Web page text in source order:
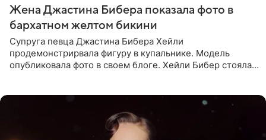
Жена Джастина Бибера показала фото в
бархатном желтом бикини
Супруга певца Джастина Бибера Хейли
продемонстрирвала фигуру в купальнике. Модель
опубликовала фото в своем блоге. Хейли Бибер стояла